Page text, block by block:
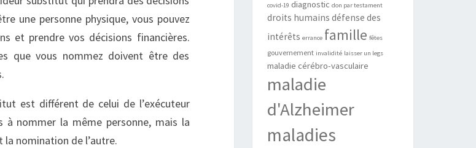
une personne physique, vous pouvez
et prendre vos décisions financières.
que vous nommez doivent être des
est différent de celui de l’exécuteur
nommer la même personne, mais la
nomination de l’autre.
covid-19 diagnostic don par testament
droits humains défense des
intérêts errance famille fêtes
gouvernement invalidité laisser un legs
maladie cérébro-vasculaire
maladie
d'Alzheimer
maladies